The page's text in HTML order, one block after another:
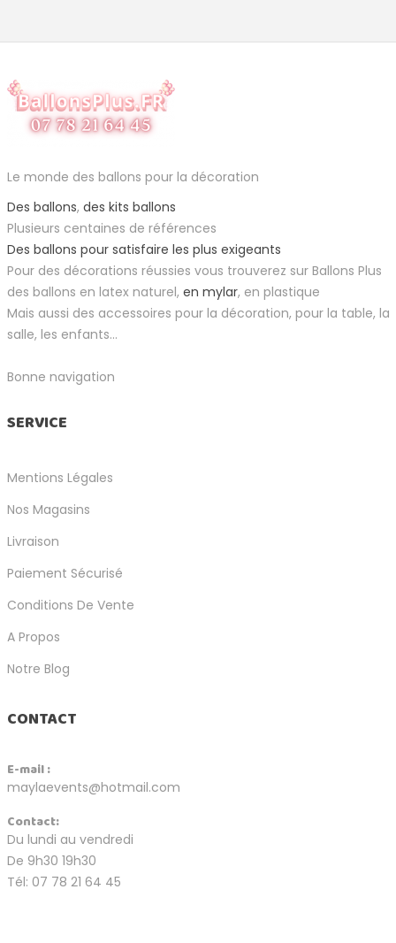
Le monde des ballons pour la décoration
Des ballons, des kits ballons
Plusieurs centaines de références
Des ballons pour satisfaire les plus exigeants
Pour des décorations réussies vous trouverez sur Ballons Plus
des ballons en latex naturel, en mylar, en plastique
Mais aussi des accessoires pour la décoration, pour la table, la
salle, les enfants...
Bonne navigation
SERVICE
Mentions Légales
Nos Magasins
Livraison
Paiement Sécurisé
Conditions De Vente
A Propos
Notre Blog
CONTACT
E-mail :
maylaevents@hotmail.com
Contact:
Du lundi au vendredi
De 9h30 19h30
Tél: 07 78 21 64 45